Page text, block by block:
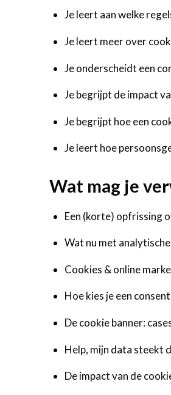
Je leert aan welke
Je leert meer over
Je onderscheidt een
Je begrijpt de impact
Je begrijpt hoe een
Je leert hoe
Wat mag je
Een (korte) opfrissing
Wat nu met
Cookies & online
Hoe kies je een
De cookie banner:
Help, mijn data steekt
De impact van de